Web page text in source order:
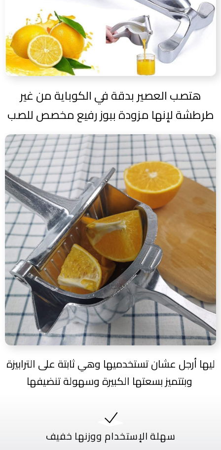
هتصب العصير بدقة في الكوباية من غير
طرطشة لإنها مزودة ببوز رفيع مخصص للصب
ليها أرجل عشان تستخدميها وهي ثابتة على الترابيزة
سهلة الإستخدام ووزنها خفيف